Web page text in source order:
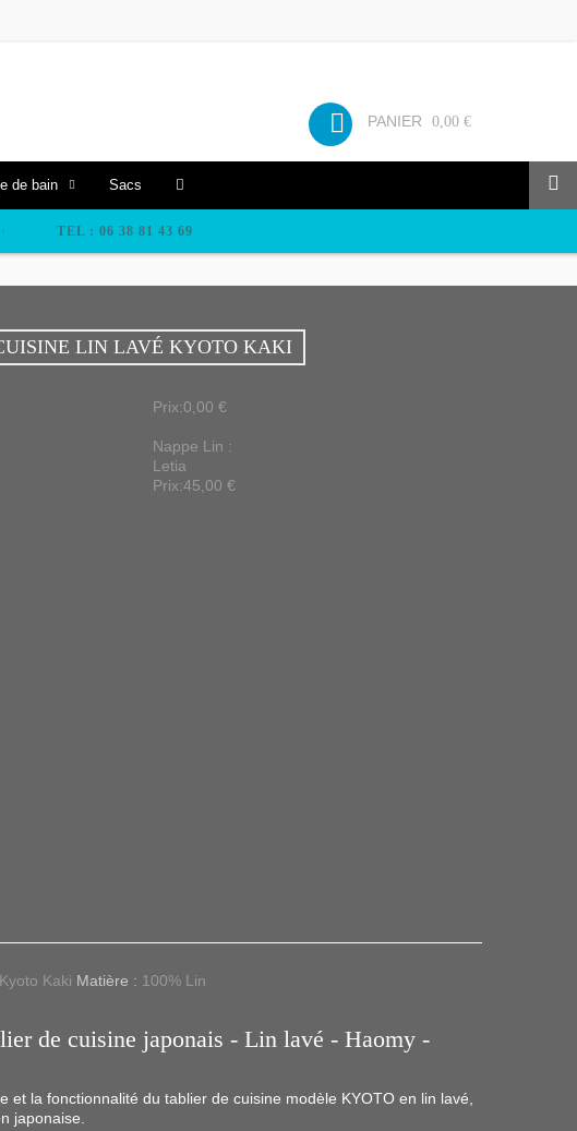
PANIER 0,00 €
de bain Sacs
TEL : 06 38 81 43 69
LIN LAVÉ KYOTO KAKI
Prix:0,00 €
Nappe Lin :
Letia
Prix:45,00 €
Kaki Matière : 100% Lin
de cuisine japonais - Lin lavé - Haomy -
et la fonctionnalité du tablier de cuisine modèle KYOTO en lin lavé,
japonaise.